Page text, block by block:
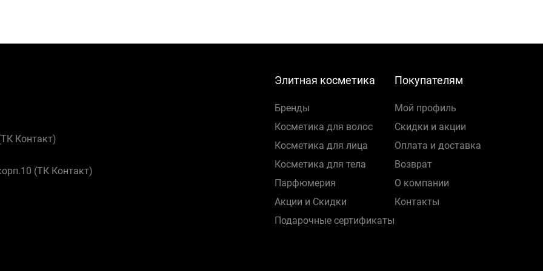
Контакт)
(ТК Контакт)
Элитная косметика
Бренды
Косметика для волос
Косметика для лица
Косметика для тела
Парфюмерия
Акции и Скидки
Подарочные сертификаты
Покупателям
Мой профиль
Скидки и акции
Оплата и доставка
Возврат
О компании
Контакты